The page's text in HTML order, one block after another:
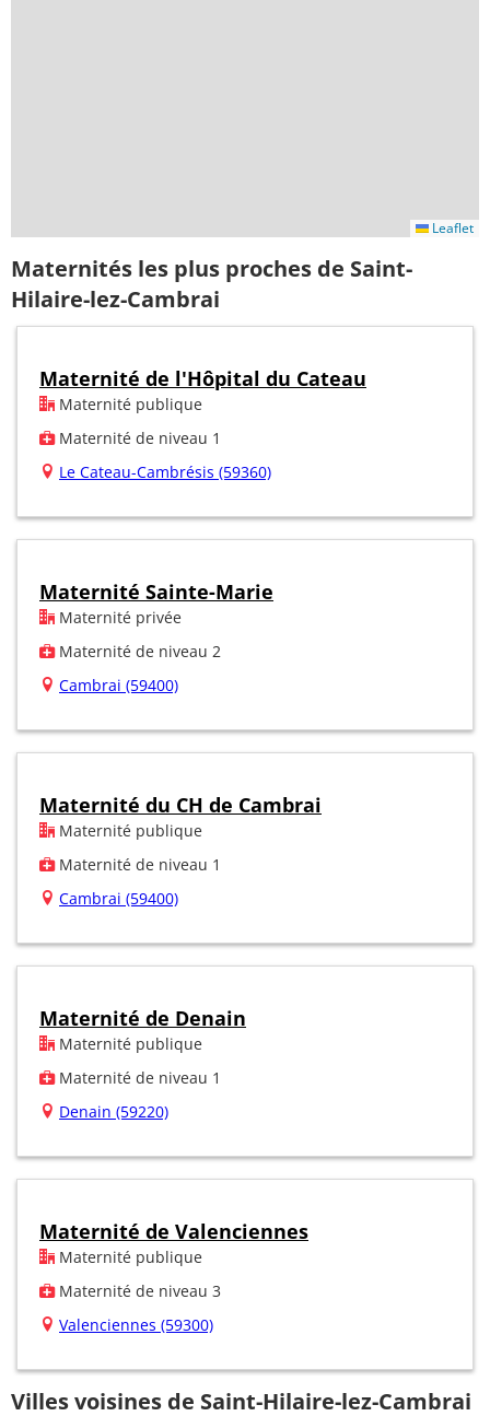
Leaflet
Maternités les plus proches de Saint-
Hilaire-lez-Cambrai
Maternité de l'Hôpital du Cateau
Maternité publique
Maternité de niveau 1
Le Cateau-Cambrésis (59360)
Maternité Sainte-Marie
Maternité privée
Maternité de niveau 2
Cambrai (59400)
Maternité du CH de Cambrai
Maternité publique
Maternité de niveau 1
Cambrai (59400)
Maternité de Denain
Maternité publique
Maternité de niveau 1
Denain (59220)
Maternité de Valenciennes
Maternité publique
Maternité de niveau 3
Valenciennes (59300)
Villes voisines de Saint-Hilaire-lez-Cambrai